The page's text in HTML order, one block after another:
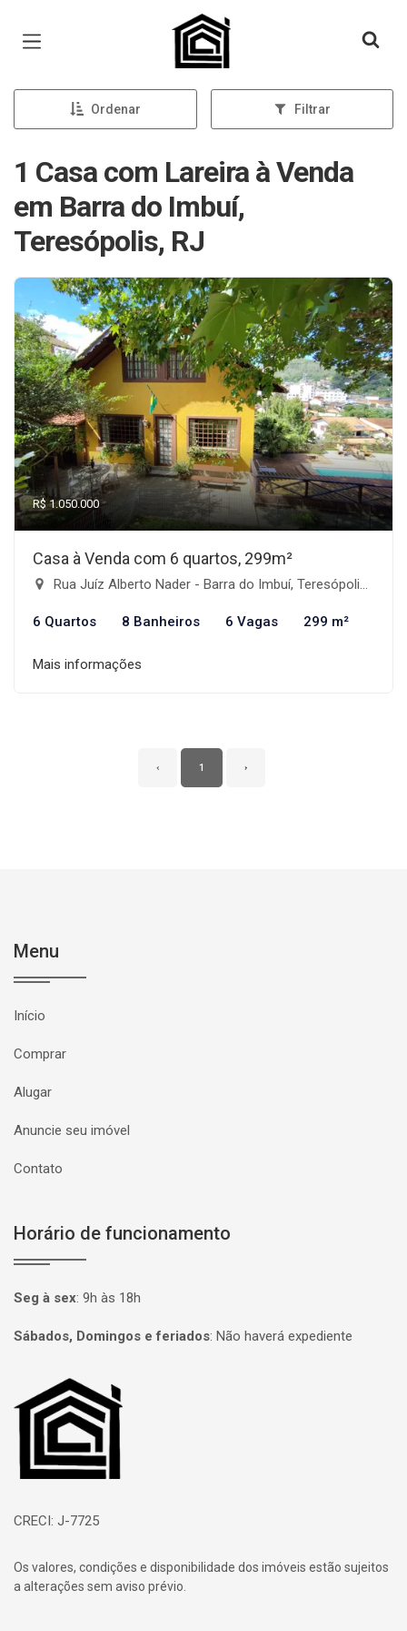
Página inicial
Ordenar Filtrar
1 Casa com Lareira à Venda
em Barra do Imbuí,
Teresópolis, RJ
R$ 1.050.000
Casa à Venda com 6 quartos, 299m²
Rua Juíz Alberto Nader - Barra do Imbuí, Teresópolis-RJ
6 Quartos 8 Banheiros 6 Vagas 299 m²
Mais informações
‹ 1 ›
Menu
Início
Comprar
Alugar
Anuncie seu imóvel
Contato
Horário de funcionamento
Seg à sex: 9h às 18h
Sábados, Domingos e feriados: Não haverá expediente
Página inicial
CRECI: J-7725
Os valores, condições e disponibilidade dos imóveis estão sujeitos
a alterações sem aviso prévio.